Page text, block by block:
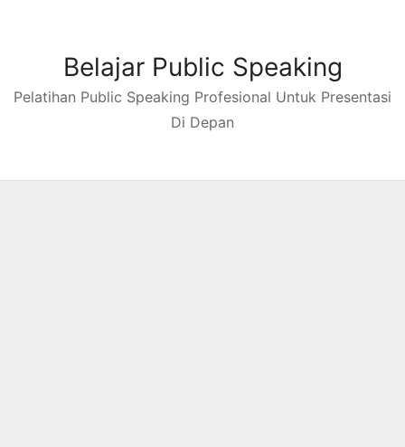
Belajar Public Speaking
Pelatihan Public Speaking Profesional Untuk Presentasi
Di Depan